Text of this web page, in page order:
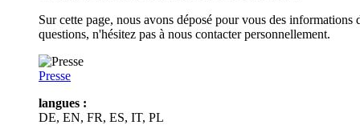
Sur cette page, nous avons déposé pour vous des
questions, n'hésitez pas à nous contacter personnellement.
Presse
langues :
DE, EN, FR, ES, IT, PL